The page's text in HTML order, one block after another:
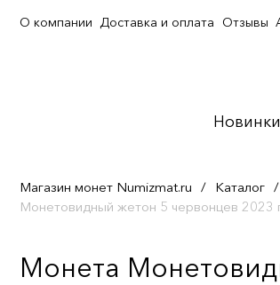
Новинки
О компании Доставка и оплата Отзывы
Магазин монет Numizmat.ru / Каталог /
Монетовидный жетон 5 червонцев
Монета